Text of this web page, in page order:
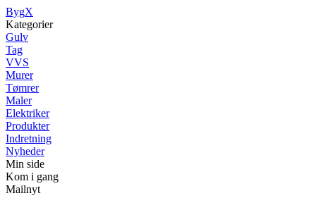
BygX
Kategorier
Gulv
Tag
VVS
Murer
Tømrer
Maler
Elektriker
Produkter
Indretning
Nyheder
Min side
Kom i gang
Mailnyt